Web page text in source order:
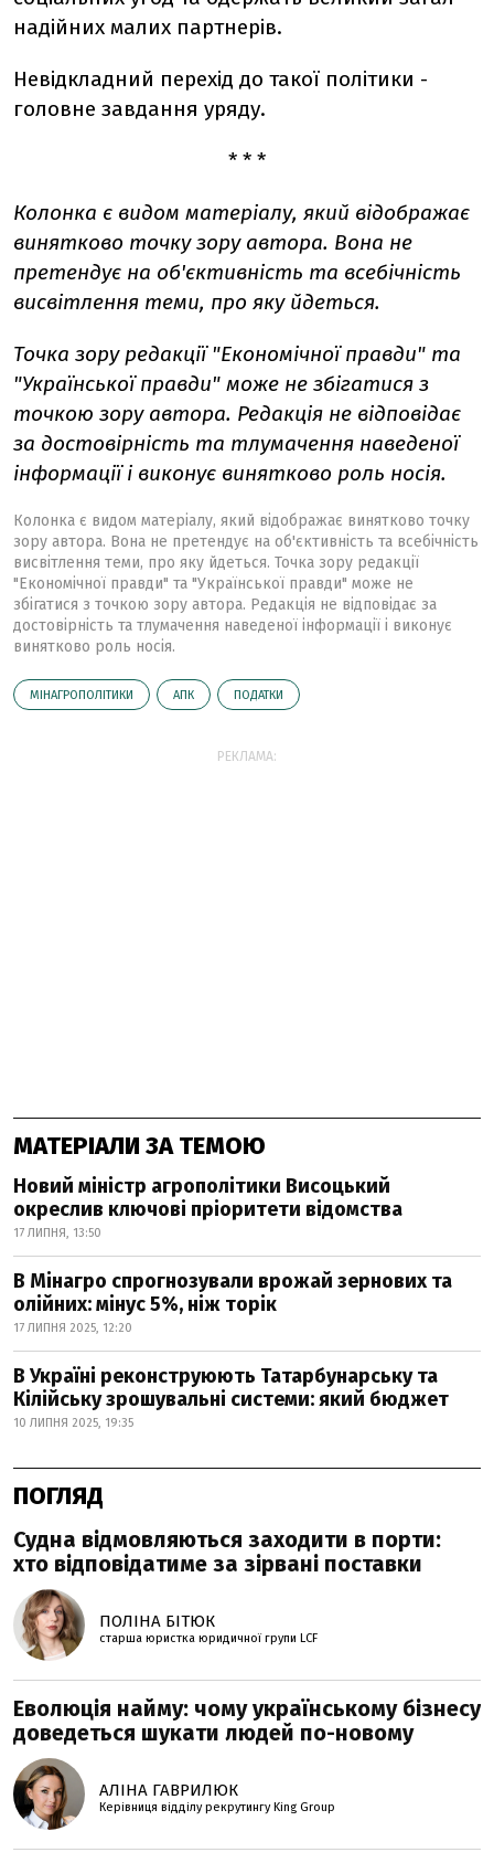
надійних малих партнерів.
Невідкладний перехід до такої політики -
головне завдання уряду.
* * *
Колонка є видом матеріалу, який відображає
винятково точку зору автора. Вона не
претендує на об'єктивність та всебічність
висвітлення теми, про яку йдеться.
Точка зору редакції "Економічної правди" та
"Української правди" може не збігатися з
точкою зору автора. Редакція не відповідає
за достовірність та тлумачення наведеної
інформації і виконує винятково роль носія.
Колонка є видом матеріалу, який відображає винятково точку
зору автора. Вона не претендує на об'єктивність та всебічність
висвітлення теми, про яку йдеться. Точка зору редакції
"Економічної правди" та "Української правди" може не
збігатися з точкою зору автора. Редакція не відповідає за
достовірність та тлумачення наведеної інформації і виконує
винятково роль носія.
МІНАГРОПОЛІТИКИ АПК ПОДАТКИ
РЕКЛАМА:
МАТЕРІАЛИ ЗА ТЕМОЮ
Новий міністр агрополітики Висоцький
окреслив ключові пріоритети відомства
17 ЛИПНЯ, 13:50
В Мінагро спрогнозували врожай зернових та
олійних: мінус 5%, ніж торік
17 ЛИПНЯ 2025, 12:20
В Україні реконструюють Татарбунарську та
Кілійську зрошувальні системи: який бюджет
10 ЛИПНЯ 2025, 19:35
ПОГЛЯД
Судна відмовляються заходити в порти:
хто відповідатиме за зірвані поставки
ПОЛІНА БІТЮК
старша юристка юридичної групи LCF
Еволюція найму: чому українському бізнесу
доведеться шукати людей по-новому
АЛІНА ГАВРИЛЮК
Керівниця відділу рекрутингу King Group